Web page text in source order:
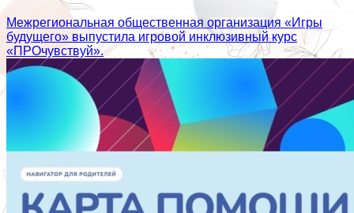
Межрегиональная общественная организация «Игры
будущего» выпустила игровой инклюзивный курс
«ПРОчувствуй».